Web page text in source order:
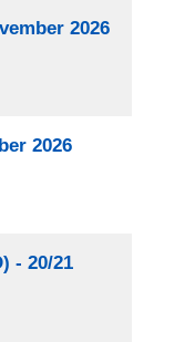
2026
2026
- 20/21